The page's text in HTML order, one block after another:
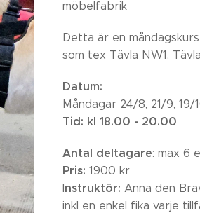
möbelfabrik
Detta är en
som tex Tävla NW1,
Datum:
Måndagar 24/8, 21/9, 19/
Tid: kl 18.00 - 20.00
Antal deltagare: max 6
Pris: 1900 kr
Instruktör: Anna den
inkl en enkel fika varje